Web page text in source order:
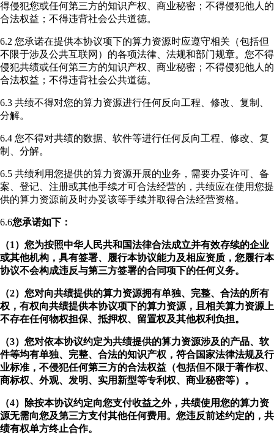
得侵犯您或任何第三方的知识产权、商业秘密；不得侵犯他人的
合法权益；不得违背社会公共道德。
6.2 您承诺在提供本协议项下的算力资源时应遵守相关（包括但
不限于涉及公共互联网）的各项法律、法规和部门规章。您不得
侵犯共绩或任何第三方的知识产权、商业秘密；不得侵犯他人的
合法权益；不得违背社会公共道德。
6.3 共绩不得对您的算力资源进行任何反向工程、修改、复制、
分解。
6.4 您不得对共绩的数据、软件等进行任何反向工程、修改、复
制、分解。
6.5 共绩利用您提供的算力资源开展的业务，需要办妥许可、备
案、登记、注册或其他手续才可合法经营的，共绩应在使用您提
供的算力资源前及时办妥该等手续并取得合法经营资格。
6.6您承诺如下：
（1）您为按照中华人民共和国法律合法成立并有效存续的企业
或其他机构，具有签署、履行本协议能力及相应资质，您履行本
协议不会构成违反与第三方签署的合同项下的任何义务。
（2）您对向共绩提供的算力资源拥有单独、完整、合法的所有
权，有权向共绩提供本协议项下的算力资源，且相关算力资源上
不存在任何物权担保、抵押权、留置权及其他权利负担。
（3）您对依本协议约定为共绩提供的算力资源涉及的产品、软
件等均有单独、完整、合法的知识产权，符合国家法律法规及行
业标准，不侵犯任何第三方的合法权益（包括但不限于著作权、
商标权、外观、发明、实用新型等专利权、商业秘密等）。
（4）除按本协议约定向您支付收益之外，共绩使用您的算力资
源无需向您及第三方支付其他任何费用。您违反前述约定的，共
绩有权单方终止合作。